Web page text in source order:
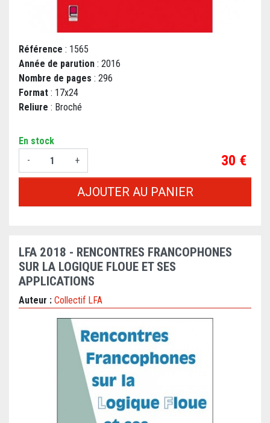
Référence : 1565
Année de parution : 2016
Nombre de pages : 296
Format : 17x24
Reliure : Broché
En stock
-
+ Prix
30 €
AJOUTER AU PANIER
LFA 2018 - RENCONTRES FRANCOPHONES
SUR LA LOGIQUE FLOUE ET SES
APPLICATIONS
Auteur : Collectif LFA